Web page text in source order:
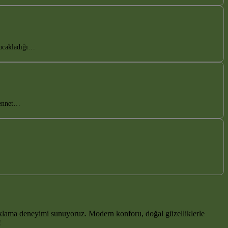
deneyimi sunuyoruz. Modern konforu, doğal güzelliklerle